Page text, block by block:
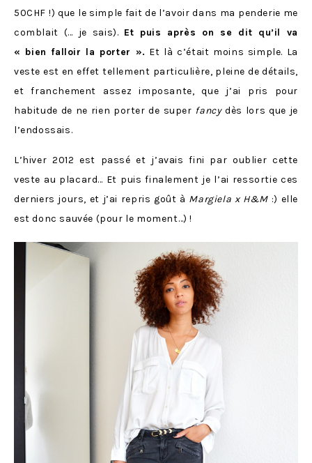
50CHF !) que le simple fait de l’avoir dans ma penderie me
comblait (… je sais). Et puis après on se dit qu’il va
« bien falloir la porter ». Et là c’était moins simple. La
veste est en effet tellement particulière, pleine de détails,
et franchement assez imposante, que j’ai pris pour
habitude de ne rien porter de super fancydès lors que je
l’endossais.
L’hiver 2012 est passé et j’avais fini par oublier cette
veste au placard… Et puis finalement je l’ai ressortie ces
derniers jours, et j’ai repris goût à Margiela x H&M :) elle
est donc sauvée (pour le moment…) !